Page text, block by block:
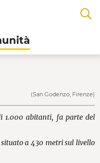
(San Godenzo, Firenze)
1.000 abitanti, fa parte del
a 430 metri sul livello